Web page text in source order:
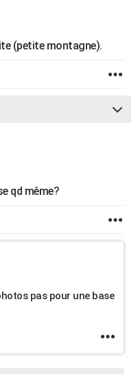
(petite montagne).
qd même?
pas pour une base